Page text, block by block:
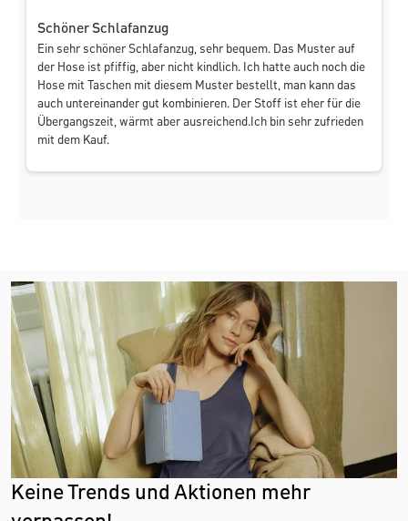
Schöner Schlafanzug
Ein sehr schöner Schlafanzug, sehr bequem. Das Muster auf
der Hose ist pfiffig, aber nicht kindlich. Ich hatte auch noch die
Hose mit Taschen mit diesem Muster bestellt, man kann das
auch untereinander gut kombinieren. Der Stoff ist eher für die
Übergangszeit, wärmt aber ausreichend.Ich bin sehr zufrieden
mit dem Kauf.
Keine Trends und Aktionen mehr